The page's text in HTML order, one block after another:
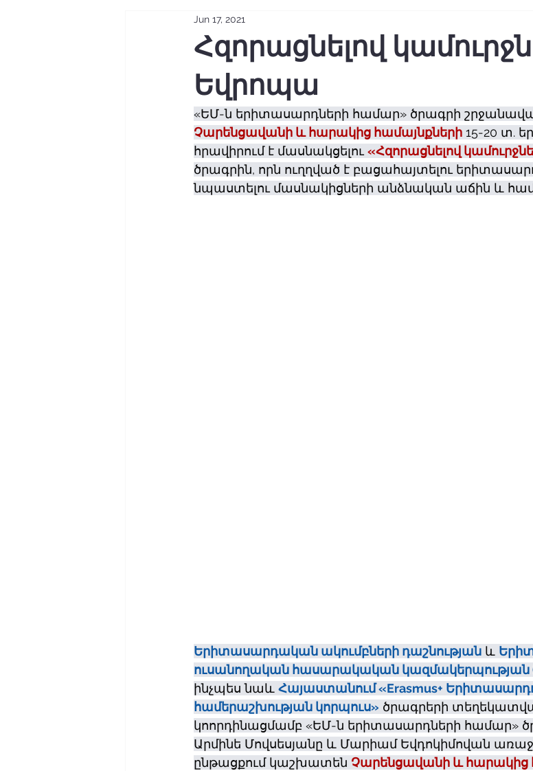
Հզորացնելով
Եվրոպա
Jun 17, 2021
«ԵՄ-ն երիտասարդների համար» ծրագրի
Չարենցավանի և հարակից համայնքների 15-20 տ.
հրավիրում է մասնակցելու «Հզորացնելով
ծրագրին, որն ուղղված է բացահայտելու
նպաստելու մասնակիցների անձնական աճին և
Երիտասարդական ակումբների դաշնության և
ուսանողական հասարակական կազմակերպության
ինչպես նաև Հայաստանում «Erasmus+
համերաշխության կորպուս» ծրագրերի
կոորդինացմամբ «ԵՄ-ն երիտասարդների համար»
Արմինե Մովսեսյանը և Մարիամ Եվդոկիմովան
ընթացքում կաշխատեն Չարենցավանի և հարակից